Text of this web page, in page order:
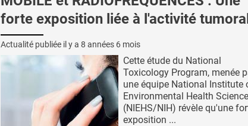
forte exposition liée à l'activité
Actualité publiée il y a 8 années 6 mois
Cette étude du National
Toxicology Program, menée
une équipe National Institute
Environmental Health
(NIEHS/NIH) révèle qu'une
exposition ...